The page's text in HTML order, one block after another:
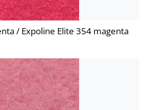
/ Expoline Elite 354 magenta